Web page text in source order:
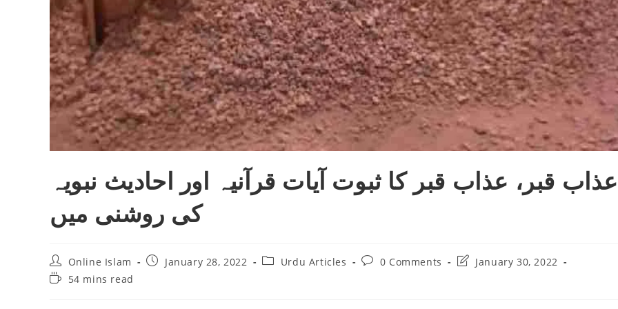
عذاب قبر، عذاب قبر کا ثبوت آيات قرآنيہ اور احاديث نبويہ
كى روشنى ميں
Post
author:
Online Islam
PostJanuary 28, 2022
PostUrdu Articles
Post0 Comments
PostJanuary 30, 2022
Reading54 mins read